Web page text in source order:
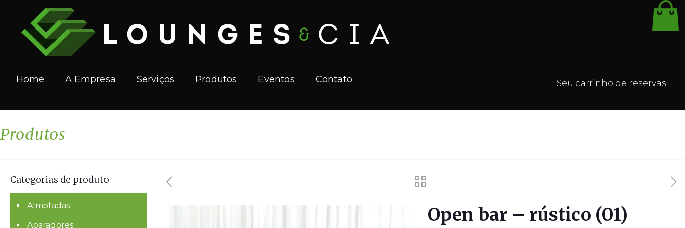
Home A Empresa Serviços Produtos Eventos Contato Seu carrinho de reservas
Produtos
Open bar – rústico (01)
Categorias de produto
Almofadas
Aparadores